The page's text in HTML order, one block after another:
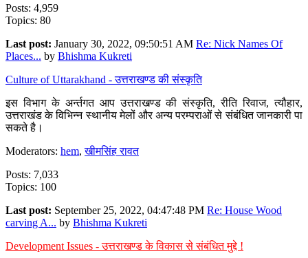
Posts: 4,959
Topics: 80
Last post: January 30, 2022, 09:50:51 AM Re: Nick Names Of
Places... by Bhishma Kukreti
Culture of Uttarakhand - उत्तराखण्ड की संस्कृति
इस विभाग के अर्न्तगत आप उत्तराखण्ड की संस्कृति, रीति रिवाज, त्यौहार,
उत्तराखंड के विभिन्न स्थानीय मेलों और अन्य परम्पराओं से संबंधित जानकारी पा
सकते है।
Moderators: hem,खीमसिंह रावत
Posts: 7,033
Topics: 100
Last post: September 25, 2022, 04:47:48 PM Re: House Wood
carving A... by Bhishma Kukreti
Development Issues - उत्तराखण्ड के विकास से संबंधित मुद्दे !